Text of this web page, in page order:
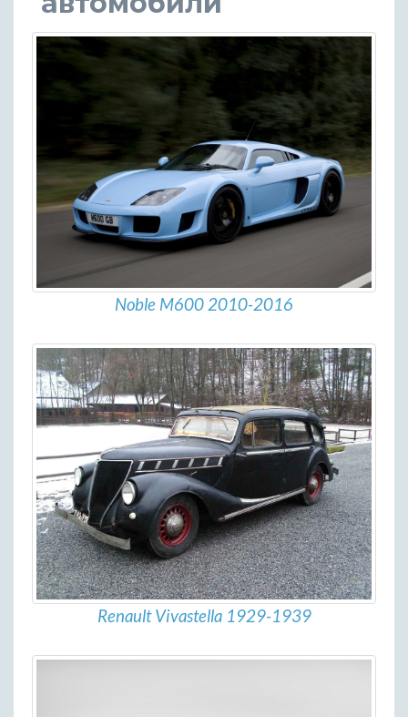
Noble M600 2010-2016
Renault Vivastella 1929-1939